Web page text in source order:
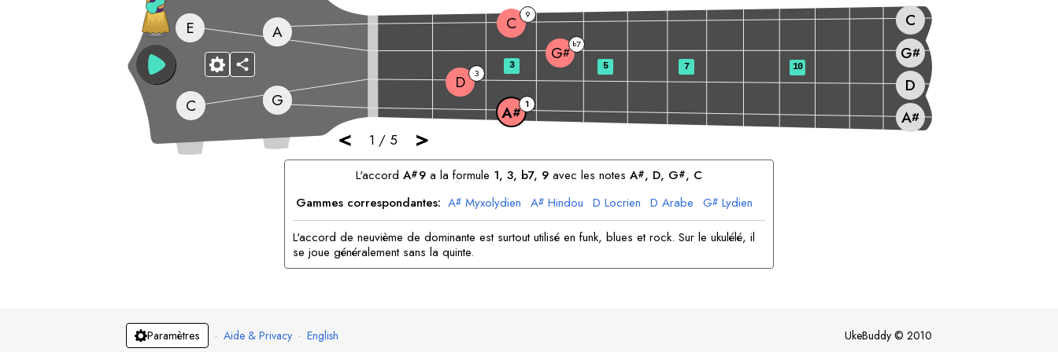
< 1 / 5 >
G
A# 1
A#
C
D 3
D
E
G#
b7 G#
A C 9 C
3 5 7 10
L'accord A#9 a la formule 1, 3, b7, 9 avec les notesA#, D, G#, C
Gammes correspondantes: A# Myxolydien A# Hindou D Locrien D Arabe G# Lydien
G Arabe C Mineure C Hindou
L'accord de neuvième de dominante est surtout utilisé en funk, blues et rock. Sur le ukulélé, il
se joue généralement sans la quinte.
Paramètres · Aide & Privacy · English UkeBuddy © 2010